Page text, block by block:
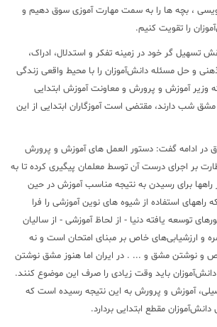
، بچه ها را به سمت مهارت آموزی سوق دهیم و
را تقویت کنیم.
تسهیل گر خود در زمینه تفکر و استدلال، ادراک،
و حل مسئله دانش‌آموزان را با محیط واقعی زندگی
وزیر آموزش و پرورش و معاونت آموزش ابتدایی
شب دارند، مقتضی است آموزگاران ابتدایی از این
در ادامه گفت: دستور العمل های آموزش و پرورش
بر اجرای درست آن توسط معلمان پیگیری کرده تا به
راهها برای رسیدن به نتیجه مناسب آموزش در حین
استفاده از شیوه های نوین آموزشی را فرا
توسعه یافته دنیا - از لحاظ آموزشی - از سالیان
و ارزشیابی‌های خاص بر مبنای امتحان است و نه
و نوشتن مشق و ... . در ایران اما هنوز مشق نوشتن
باید وقت زیادی را صرف این موضوع کنند.
آموزش و پرورش به این نتیجه رسیده است که
مقطع ابتدایی بردارد.